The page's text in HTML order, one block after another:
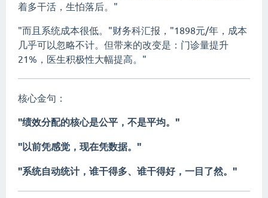
着多干活，生怕落后。"
"而且系统成本很低。"财务科汇报，"1898元/年，成本
几乎可以忽略不计。但带来的改变是：门诊量提升
21%，医生积极性大幅提高。"
核心金句：
"绩效分配的核心是公平，不是平均。"
"以前凭感觉，现在凭数据。"
"系统自动统计，谁干得多、谁干得好，一目了然。"